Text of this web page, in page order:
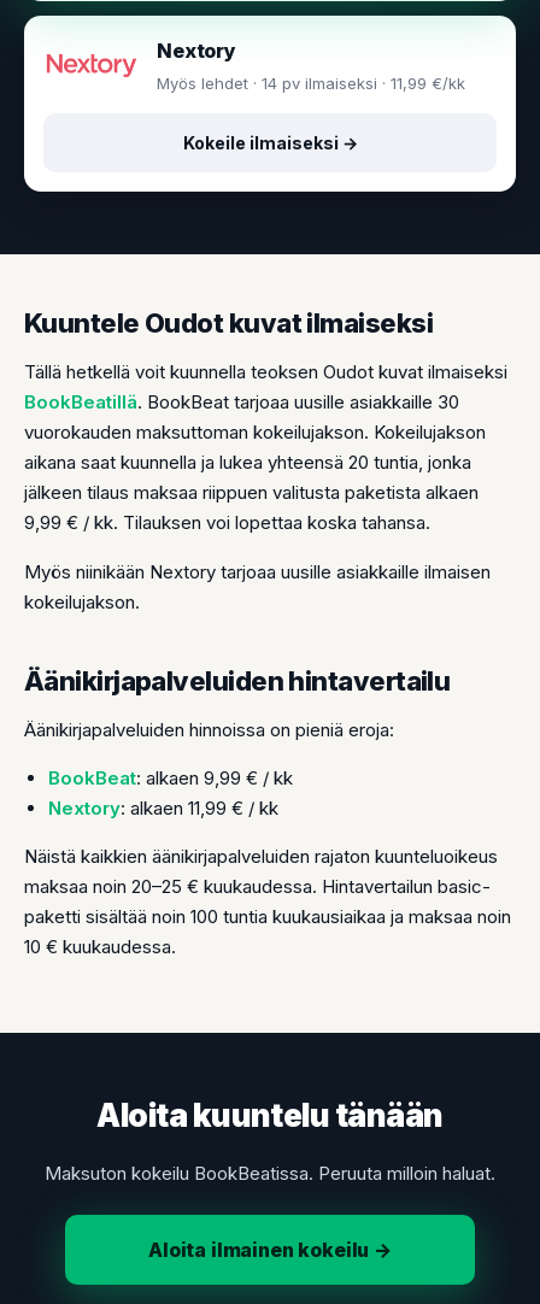
Nextory
Myös lehdet · 14 pv ilmaiseksi · 11,99 €/kk
Kokeile ilmaiseksi →
Kuuntele Oudot kuvat ilmaiseksi
Tällä hetkellä voit kuunnella teoksen Oudot kuvat ilmaiseksi
BookBeatillä. BookBeat tarjoaa uusille asiakkaille 30
vuorokauden maksuttoman kokeilujakson. Kokeilujakson
aikana saat kuunnella ja lukea yhteensä 20 tuntia, jonka
jälkeen tilaus maksaa riippuen valitusta paketista alkaen
9,99 € / kk. Tilauksen voi lopettaa koska tahansa.
Myös niinikään Nextory tarjoaa uusille asiakkaille ilmaisen
kokeilujakson.
Äänikirjapalveluiden hintavertailu
Äänikirjapalveluiden hinnoissa on pieniä eroja:
BookBeat: alkaen 9,99 € / kk
Nextory: alkaen 11,99 € / kk
Näistä kaikkien äänikirjapalveluiden rajaton kuunteluoikeus
maksaa noin 20–25 € kuukaudessa. Hintavertailun basic-
paketti sisältää noin 100 tuntia kuukausiaikaa ja maksaa noin
10 € kuukaudessa.
Aloita kuuntelu tänään
Maksuton kokeilu BookBeatissa. Peruuta milloin haluat.
Aloita ilmainen kokeilu →